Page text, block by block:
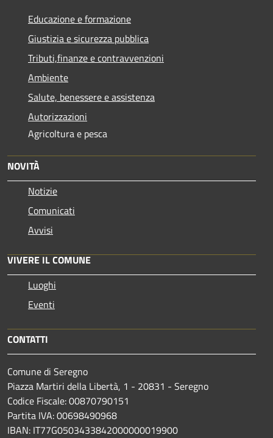
Educazione e formazione
Giustizia e sicurezza pubblica
Tributi,finanze e contravvenzioni
Ambiente
Salute, benessere e assistenza
Autorizzazioni
Agricoltura e pesca
NOVITÀ
Notizie
Comunicati
Avvisi
VIVERE IL COMUNE
Luoghi
Eventi
CONTATTI
Comune di Seregno
Piazza Martiri della Libertà, 1 - 20831 - Seregno
Codice Fiscale: 00870790151
Partita IVA: 00698490968
IBAN: IT77G0503433842000000019900